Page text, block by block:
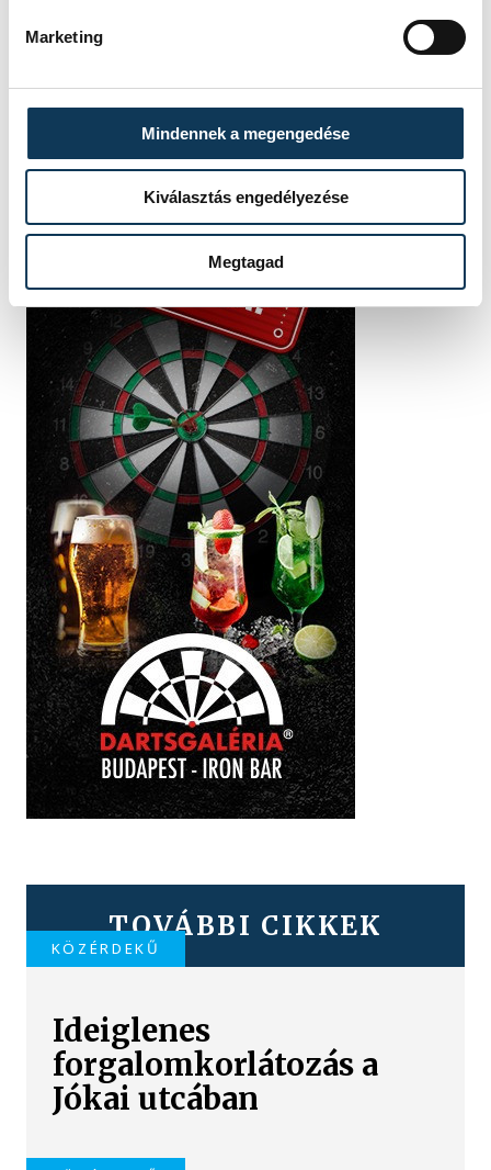
Marketing
Mindennek a megengedése
Kiválasztás engedélyezése
Megtagad
TOVÁBBI CIKKEK
KÖZÉRDEKŰ
Ideiglenes
forgalomkorlátozás a
Jókai utcában